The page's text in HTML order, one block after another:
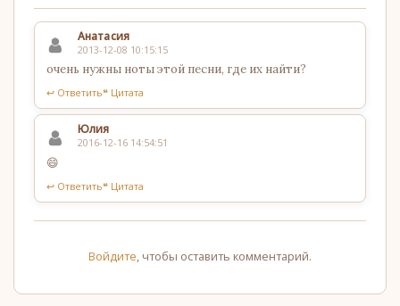
Анатасия
2013-12-08 10:15:15
очень нужны ноты этой песни, где их найти?
↩ Ответить❝ Цитата
Юлия
2016-12-16 14:54:51
😄
↩ Ответить❝ Цитата
Войдите, чтобы оставить комментарий.